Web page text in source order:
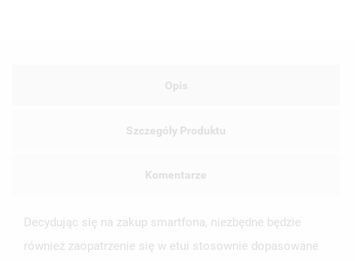
Opis
Szczegóły Produktu
Komentarze
Decydując się na zakup smartfona, niezbędne będzie
również zaopatrzenie się w etui stosownie dopasowane